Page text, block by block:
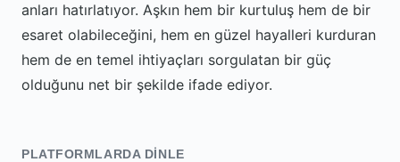
anları hatırlatıyor. Aşkın hem bir kurtuluş hem de bir
esaret olabileceğini, hem en güzel hayalleri kurduran
hem de en temel ihtiyaçları sorgulatan bir güç
olduğunu net bir şekilde ifade ediyor.
PLATFORMLARDA DINLE